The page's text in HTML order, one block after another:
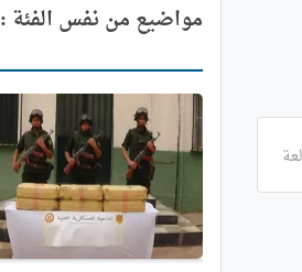
مواضيع من نفس الفئة :